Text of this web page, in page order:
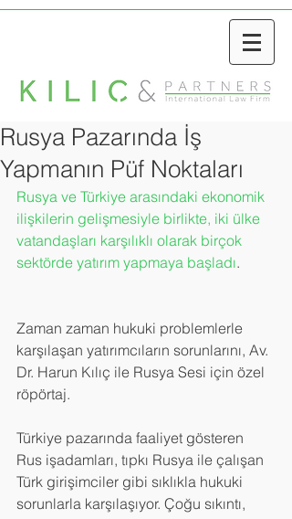
Rusya Pazarında İş
Yapmanın Püf Noktaları
Rusya ve Türkiye arasındaki ekonomik
ilişkilerin gelişmesiyle birlikte, iki ülke
vatandaşları karşılıklı olarak birçok
sektörde yatırım yapmaya başladı.
Zaman zaman hukuki problemlerle
karşılaşan yatırımcıların sorunlarını, Av.
Dr. Harun Kılıç ile Rusya Sesi için özel
röpörtaj.
Türkiye pazarında faaliyet gösteren
Rus işadamları, tıpkı Rusya ile çalışan
Türk girişimciler gibi sıklıkla hukuki
sorunlarla karşılaşıyor. Çoğu sıkıntı,